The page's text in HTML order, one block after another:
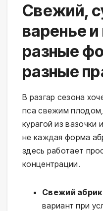
Свежий,
варенье
разные
разные
В разгар сезона
пса свежим
курагой из
не каждая форма
здесь работает
концентрации.
Свежий
вариант при